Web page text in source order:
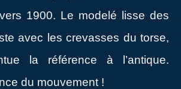
1900. Le modelé lisse des
avec les crevasses du torse,
la référence à l’antique.
du mouvement !